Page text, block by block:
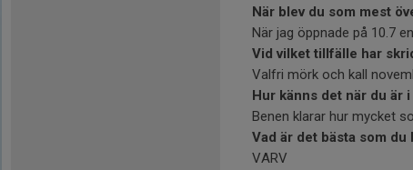
När blev du som mest
När jag öppnade på 10.7
Vid vilket tillfälle har
Valfri mörk och kall
Hur känns det när du är
Benen klarar hur mycket
Vad är det bästa som
VARV